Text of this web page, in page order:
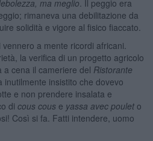
ma meglio . Il peggio era
rimaneva una debilitazione da
solidità e vigore al fisico fiaccato.
a mente ricordi africani.
la verifica di un progetto agricolo
cena il cameriere del Ristorante
inutilmente insistito che dovevo
e non prendere insalata e
di cous couse yassa avec pouleto
Così si fa. Fatti intendere, uomo